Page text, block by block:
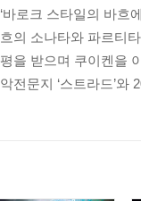
‘바로크 스타일의 바흐
흐의 소나타와 파르티
평을 받으며 쿠이켄을
악전문지 ‘스트라드’와